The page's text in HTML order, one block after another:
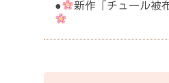
新作「チュール被